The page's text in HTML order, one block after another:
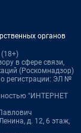
органов
в сфере связи,
(Роскомнадзор)
регистрации: ЭЛ №
"ИНТЕРНЕТ
д. 12, 6 этаж,